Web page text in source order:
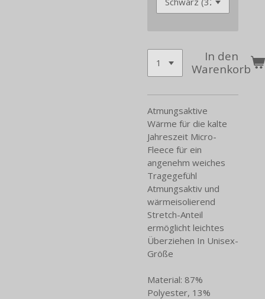
In den
Warenkorb
Atmungsaktive
Wärme für die kalte
Jahreszeit Micro-
Fleece für ein
angenehm weiches
Tragegefühl
Atmungsaktiv und
wärmeisolierend
Stretch-Anteil
ermöglicht leichtes
Überziehen In Unisex-
Größe
Material: 87%
Polyester, 13%